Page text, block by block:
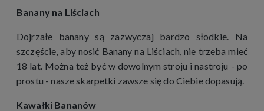
Banany na Liściach
Dojrzałe banany są zazwyczaj bardzo słodkie. Na
szczęście, aby nosić Banany na Liściach, nie trzeba mieć
18 lat. Można też być w dowolnym stroju i nastroju - po
prostu - nasze skarpetki zawsze się do Ciebie dopasują.
Kawałki Bananów